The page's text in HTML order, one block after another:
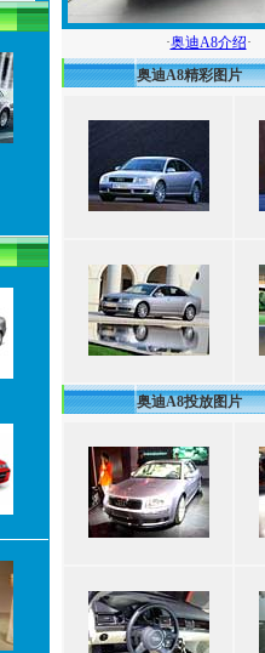
·奥迪A8介绍·
奥迪A8精彩图片
奥迪A8投放图片